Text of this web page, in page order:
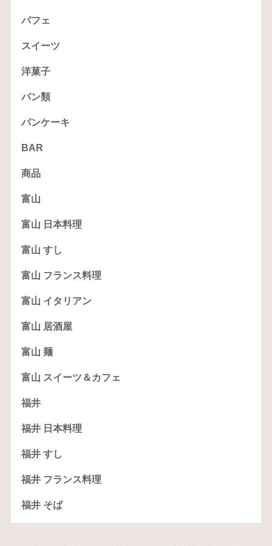
パフェ
スイーツ
洋菓子
パン類
パンケーキ
BAR
商品
富山
富山 日本料理
富山 すし
富山 フランス料理
富山 イタリアン
富山 居酒屋
富山 麺
富山 スイーツ＆カフェ
福井
福井 日本料理
福井 すし
福井 フランス料理
福井 そば